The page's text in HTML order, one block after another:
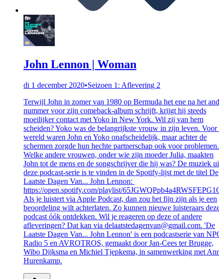
John Lennon | Woman
di 1 december 2020•Seizoen 1: Aflevering 2
Terwijl John in zomer van 1980 op Bermuda het ene na het
nummer voor zijn comeback-album schrijft, krijgt hij steeds
moeilijker contact met Yoko in New York. Wil zij van hem
scheiden? Yoko was de belangrijkste vrouw in zijn leven. Voor
wereld waren John en Yoko onafscheidelijk, maar achter de
schermen zorgde hun hechte partnerschap ook voor problemen.
Welke andere vrouwen, onder wie zijn moeder Julia, maakten
John tot de mens en de songschrijver die hij was? De muziek
deze podcast-serie is te vinden in de Spotify-lijst met de titel De
Laatste Dagen Van... John Lennon:
https://open.spotify.com/playlist/
Als je luistert via Apple Podcast, dan zou het fijn zijn als je een
beoordeling wilt achterlaten. Zo kunnen nieuwe luisteraars
podcast óók ontdekken. Wil je reageren op deze of andere
afleveringen? Dat kan via delaatstedagenvan@gmail.com. 'De
Laatste Dagen Van... John Lennon' is een podcastserie van
Radio 5 en AVROTROS, gemaakt door Jan-Cees ter Brugge,
Wibo Dijksma en Michiel Tjepkema, in samenwerking met
Hurenkamp.